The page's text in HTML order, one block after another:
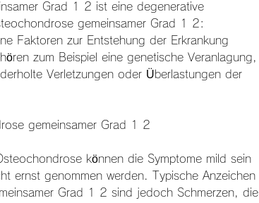
Grad 1 2 ist eine degenerative
gemeinsamer Grad 1 2:
Faktoren zur Entstehung der Erkrankung
zum Beispiel eine genetische Veranlagung,
Verletzungen oder Überlastungen der
gemeinsamer Grad 1 2
können die Symptome mild sein
ernst genommen werden. Typische Anzeichen
Grad 1 2 sind jedoch Schmerzen, die